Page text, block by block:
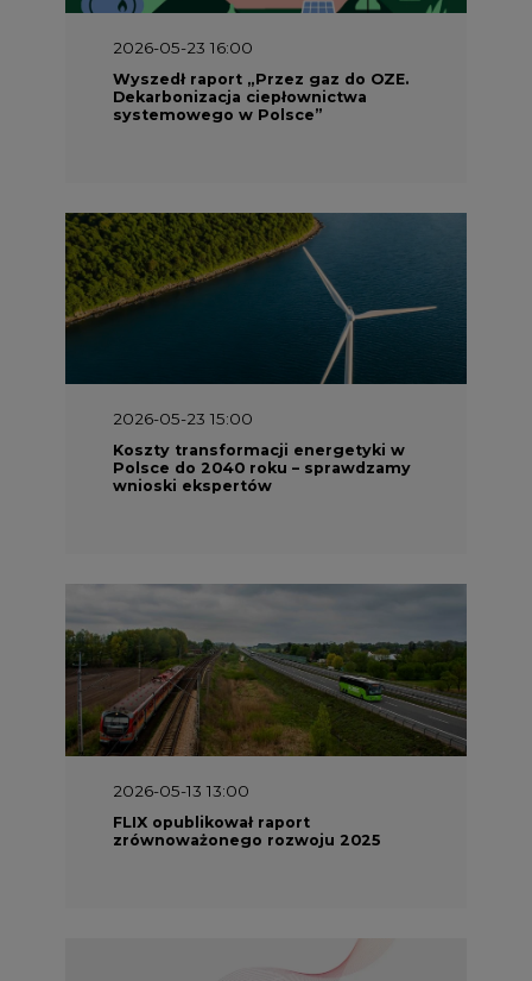
2026-05-23 16:00
Wyszedł raport „Przez gaz do OZE.
Dekarbonizacja ciepłownictwa
systemowego w Polsce”
2026-05-23 15:00
Koszty transformacji energetyki w
Polsce do 2040 roku – sprawdzamy
wnioski ekspertów
2026-05-13 13:00
FLIX opublikował raport
zrównoważonego rozwoju 2025